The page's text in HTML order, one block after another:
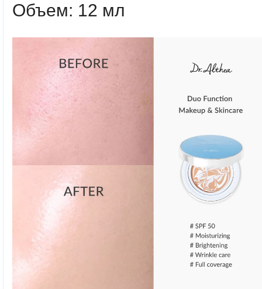
Объем: 12 мл